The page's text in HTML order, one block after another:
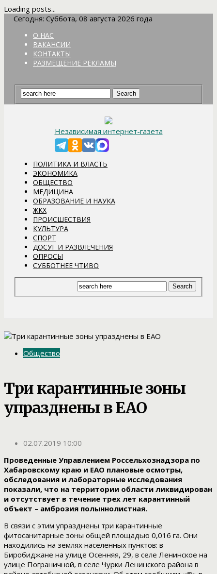
Loading posts...
Сегодня: Суббота, 08 августа 2026 года
О НАС
ВАКАНСИИ
КОНТАКТЫ
РАЗМЕЩЕНИЕ РЕКЛАМЫ
Независимая интернет-газета
ПОЛИТИКА И ВЛАСТЬ
ЭКОНОМИКА
ОБЩЕСТВО
МЕДИЦИНА
ОБРАЗОВАНИЕ И НАУКА
ЖКХ
ПРОИСШЕСТВИЯ
КУЛЬТУРА
СПОРТ
ДОСУГ И РАЗВЛЕЧЕНИЯ
ОПРОСЫ
СУББОТНЕЕ ЧТИВО
Общество
Три карантинные зоны
упразднены в ЕАО
02.07.2019 10:00
Проведенные Управлением Россельхознадзора по
Хабаровскому краю и ЕАО плановые осмотры,
обследования и лабораторные исследования
показали, что на территории области ликвидирован
и отсутствует в течение трех лет карантинный
объект – амброзия полыннолистная.
В связи с этим упразднены три карантинные
фитосанитарные зоны общей площадью 0,016 га. Они
находились на землях населенных пунктов: в
Биробиджане на улице Осенняя, 29, в селе Ленинское на
улице Пограничной, в селе Чурки Ленинского района в